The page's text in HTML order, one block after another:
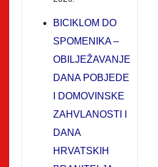
BICIKLOM DO
SPOMENIKA –
OBILJEŽAVANJE
DANA POBJEDE
I DOMOVINSKE
ZAHVLANOSTI I
DANA
HRVATSKIH